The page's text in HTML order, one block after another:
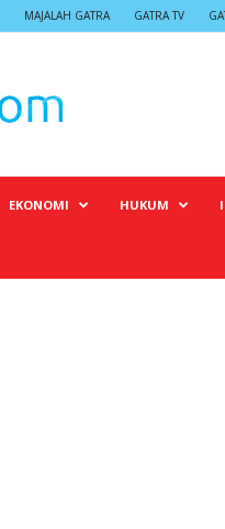
MAJALAH GATRA GATRA TV
EKONOMI HUKUM